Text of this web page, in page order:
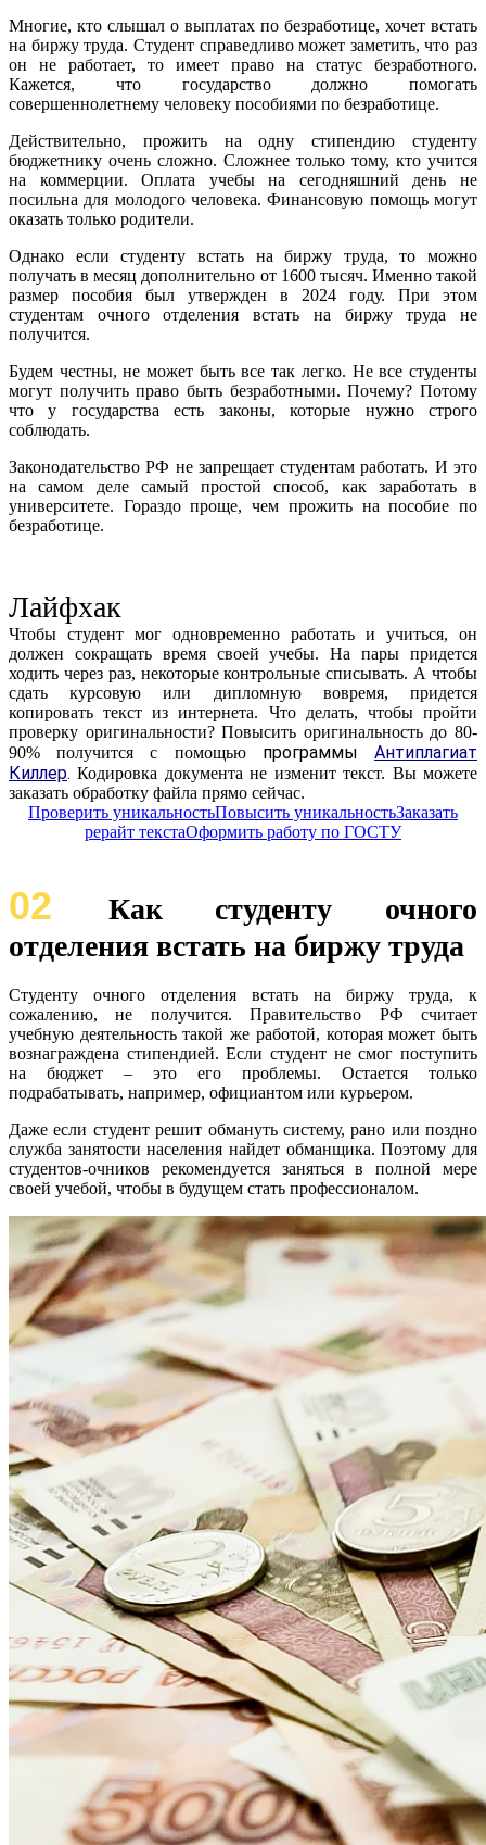
Многие, кто слышал о выплатах по безработице, хочет встать
на биржу труда. Студент справедливо может заметить, что раз
он не работает, то имеет право на статус безработного.
Кажется, что государство должно помогать
совершеннолетнему человеку пособиями по безработице.
Действительно, прожить на одну стипендию студенту
бюджетнику очень сложно. Сложнее только тому, кто учится
на коммерции. Оплата учебы на сегодняшний день не
посильна для молодого человека. Финансовую помощь могут
оказать только родители.
Однако если студенту встать на биржу труда, то можно
получать в месяц дополнительно от 1600 тысяч. Именно такой
размер пособия был утвержден в 2024 году. При этом
студентам очного отделения встать на биржу труда не
получится.
Будем честны, не может быть все так легко. Не все студенты
могут получить право быть безработными. Почему? Потому
что у государства есть законы, которые нужно строго
соблюдать.
Законодательство РФ не запрещает студентам работать. И это
на самом деле самый простой способ, как заработать в
университете. Гораздо проще, чем прожить на пособие по
безработице.
Лайфхак
Чтобы студент мог одновременно работать и учиться, он
должен сокращать время своей учебы. На пары придется
ходить через раз, некоторые контрольные списывать. А чтобы
сдать курсовую или дипломную вовремя, придется
копировать текст из интернета. Что делать, чтобы пройти
проверку оригинальности? Повысить оригинальность до 80-
90% получится с помощью программыАнтиплагиат
Киллер. Кодировка документа не изменит текст. Вы можете
заказать обработку файла прямо сейчас.
Проверить уникальностьПовысить уникальностьЗаказать
рерайт текстаОформить работу по ГОСТУ
02
Как студенту очного
отделения встать на биржу труда
Студенту очного отделения встать на биржу труда, к
сожалению, не получится. Правительство РФ считает
учебную деятельность такой же работой, которая может быть
вознаграждена стипендией. Если студент не смог поступить
на бюджет – это его проблемы. Остается только
подрабатывать, например, официантом или курьером.
Даже если студент решит обмануть систему, рано или поздно
служба занятости населения найдет обманщика. Поэтому для
студентов-очников рекомендуется заняться в полной мере
своей учебой, чтобы в будущем стать профессионалом.